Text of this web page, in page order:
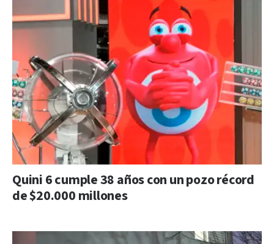
Quini 6 cumple 38 años con un pozo récord
de $20.000 millones